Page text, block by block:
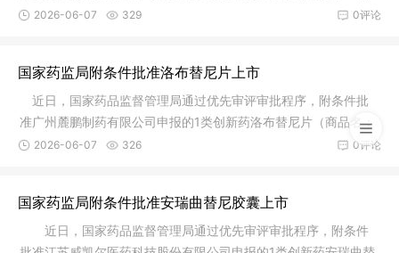
尼妥）上
0评论
2026-06-07 329
国家药监局附条件批准洛布替尼片上市
近日，国家药品监督管理局通过优先审评审批程序，附条件批
准广州麓鹏制药有限公司申报的1类创新药洛布替尼片（商品名：
麓可达
0评论
2026-06-07 326
国家药监局附条件批准安瑞曲替尼胶囊上市
近日，国家药品监督管理局通过优先审评审批程序，附条件